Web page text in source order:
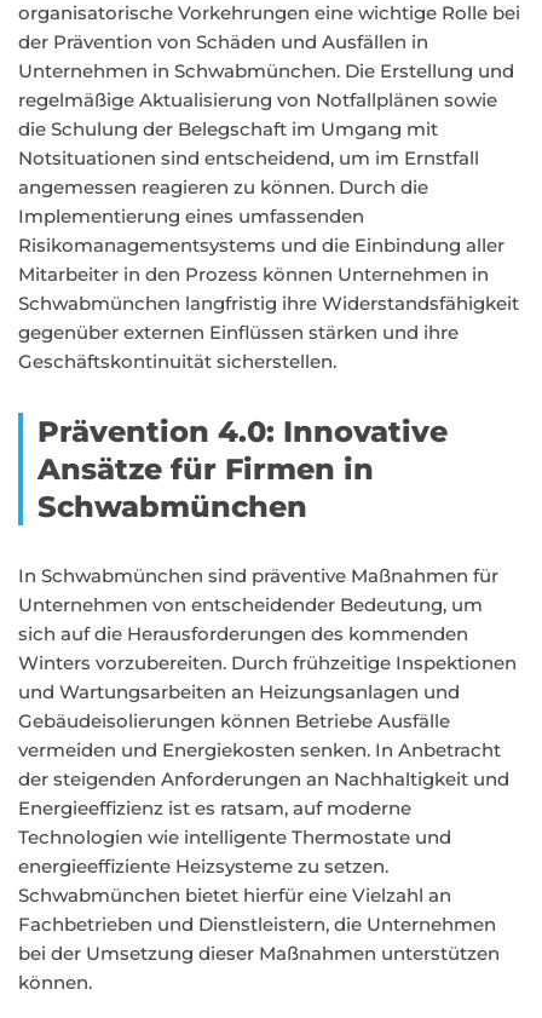
organisatorische Vorkehrungen eine wichtige Rolle bei
der Prävention von Schäden und Ausfällen in
Unternehmen in Schwabmünchen. Die Erstellung und
regelmäßige Aktualisierung von Notfallplänen sowie
die Schulung der Belegschaft im Umgang mit
Notsituationen sind entscheidend, um im Ernstfall
angemessen reagieren zu können. Durch die
Implementierung eines umfassenden
Risikomanagementsystems und die Einbindung aller
Mitarbeiter in den Prozess können Unternehmen in
Schwabmünchen langfristig ihre Widerstandsfähigkeit
gegenüber externen Einflüssen stärken und ihre
Geschäftskontinuität sicherstellen.
Prävention 4.0: Innovative
Ansätze für Firmen in
Schwabmünchen
In Schwabmünchen sind präventive Maßnahmen für
Unternehmen von entscheidender Bedeutung, um
sich auf die Herausforderungen des kommenden
Winters vorzubereiten. Durch frühzeitige Inspektionen
und Wartungsarbeiten an Heizungsanlagen und
Gebäudeisolierungen können Betriebe Ausfälle
vermeiden und Energiekosten senken. In Anbetracht
der steigenden Anforderungen an Nachhaltigkeit und
Energieeffizienz ist es ratsam, auf moderne
Technologien wie intelligente Thermostate und
energieeffiziente Heizsysteme zu setzen.
Schwabmünchen bietet hierfür eine Vielzahl an
Fachbetrieben und Dienstleistern, die Unternehmen
bei der Umsetzung dieser Maßnahmen unterstützen
können.